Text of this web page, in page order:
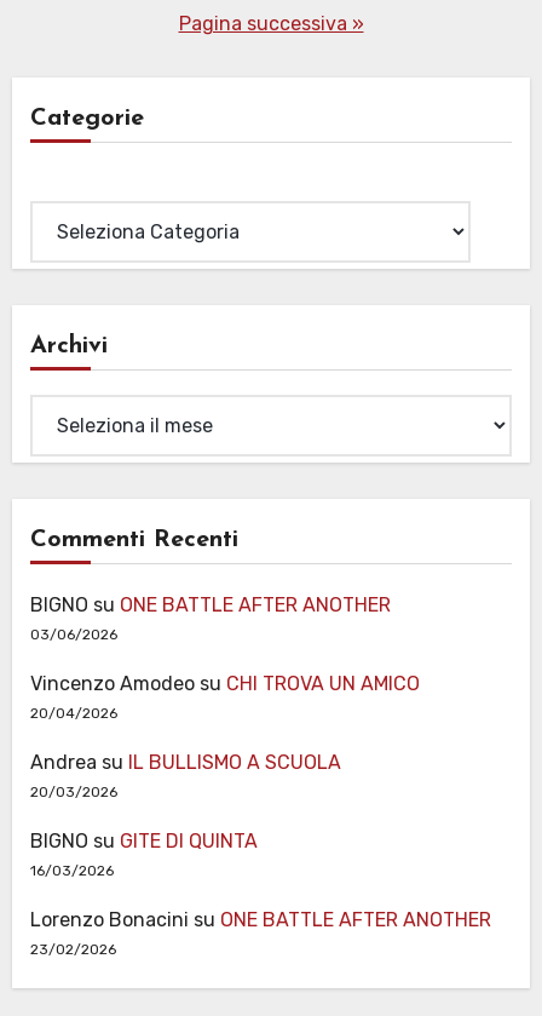
Pagina successiva »
Categorie
Archivi
Commenti Recenti
BIGNO su ONE BATTLE AFTER ANOTHER
03/06/2026
Vincenzo Amodeosu CHI TROVA UN AMICO
20/04/2026
Andrea su IL BULLISMO A SCUOLA
20/03/2026
BIGNO su GITE DI QUINTA
16/03/2026
Lorenzo Bonacini su ONE BATTLE AFTER ANOTHER
23/02/2026